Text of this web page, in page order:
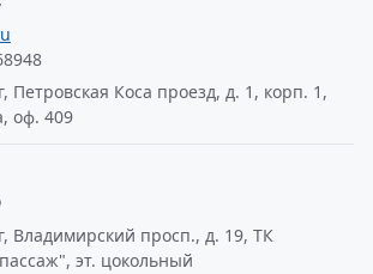
Петровская Коса проезд, д. 1, корп. 1,
оф. 409
Владимирский просп., д. 19, ТК
эт. цокольный